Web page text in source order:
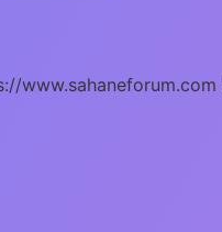
www.sahaneforum.com